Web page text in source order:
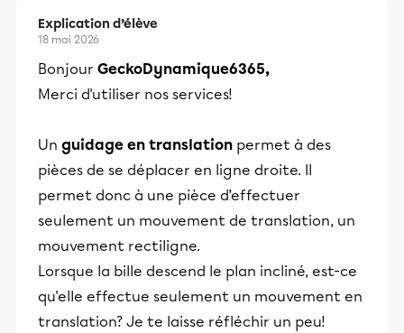
Explication d’élève
18 mai 2026
Bonjour GeckoDynamique6365,
Merci d'utiliser nos services!
Un guidage en translation permet à des
pièces de se déplacer en ligne droite. Il
permet donc à une pièce d’effectuer
seulement un mouvement de translation, un
mouvement rectiligne.
Lorsque la bille descend le plan incliné, est-ce
qu'elle effectue seulement un mouvement en
translation? Je te laisse réfléchir un peu!